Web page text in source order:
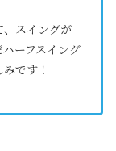
スイングが
ーフスイング
です！